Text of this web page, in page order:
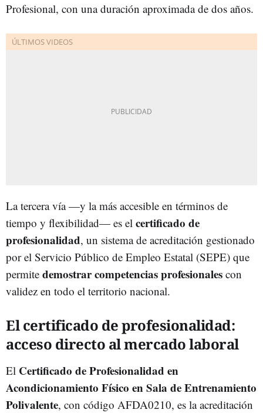
Profesional, con una duración aproximada de dos años.
La tercera vía —y la más accesible en términos de
tiempo y flexibilidad— es el certificado de
profesionalidad, un sistema de acreditación gestionado
por el Servicio Público de Empleo Estatal (SEPE) que
permite demostrar competencias profesionales con
validez en todo el territorio nacional.
El certificado de profesionalidad:
acceso directo al mercado laboral
El Certificado de Profesionalidad en
Acondicionamiento Físico en Sala de Entrenamiento
Polivalente, con código AFDA0210, es la acreditación